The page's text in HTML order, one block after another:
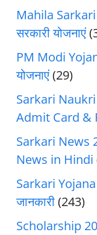
Mahila Sarkari
सरकारी योजनाएं
PM Modi
योजनाएं(29)
Sarkari
Admit Card &
Sarkari News
News in Hindi
Sarkari Yojana
जानकारी(243)
Scholarship